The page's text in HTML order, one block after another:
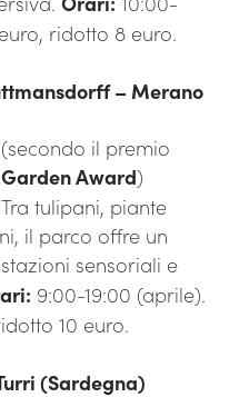
ridotto 8 euro.
– Merano
il premio
Award)
tulipani, piante
il parco offre un
sensoriali e
9:00-19:00 (aprile).
10 euro.
(Sardegna)